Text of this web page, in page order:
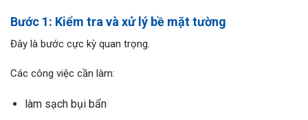
Bước 1: Kiểm tra và xử lý bề mặt tường
Đây là bước cực kỳ quan trọng.
Các công việc cần làm:
làm sạch bụi bẩn